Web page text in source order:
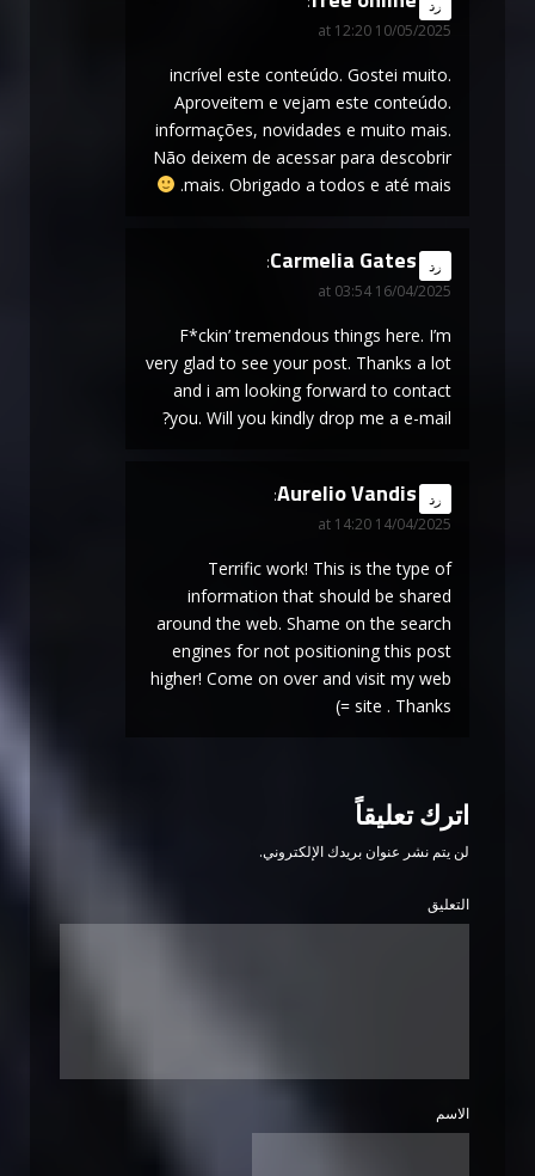
10/05/2025 at 12:20
رد
incrível este conteúdo. Gostei muito.
Aproveitem e vejam este conteúdo.
informações, novidades e muito mais.
Não deixem de acessar para descobrir
mais. Obrigado a todos e até mais.
Carmelia Gates
says:
16/04/2025 at 03:54
رد
F*ckin’ tremendous things here. I’m
very glad to see your post. Thanks a lot
and i am looking forward to contact
you. Will you kindly drop me a e-mail?
Aurelio Vandis
says:
14/04/2025 at 14:20
رد
Terrific work! This is the type of
information that should be shared
around the web. Shame on the search
engines for not positioning this post
higher! Come on over and visit my web
site . Thanks =)
اترك تعليقاً
لن يتم نشر عنوان بريدك الإلكتروني.
التعليق
الاسم